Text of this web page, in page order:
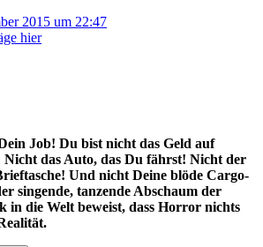
2015 um 22:47
hier
Job! Du bist nicht das Geld auf
Nicht das Auto, das Du fährst! Nicht der
Und nicht Deine blöde Cargo-
singende, tanzende Abschaum der
in die Welt beweist, dass Horror nichts